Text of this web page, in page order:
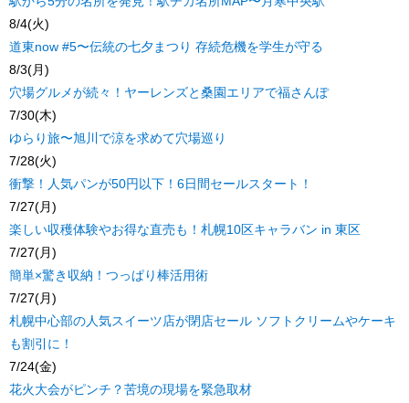
8/4(火)
道東now #5〜伝統の七夕まつり 存続危機を学生が守る
8/3(月)
穴場グルメが続々！ヤーレンズと桑園エリアで福さんぽ
7/30(木)
ゆらり旅〜旭川で涼を求めて穴場巡り
7/28(火)
衝撃！人気パンが50円以下！6日間セールスタート！
7/27(月)
楽しい収穫体験やお得な直売も！札幌10区キャラバン in 東区
7/27(月)
簡単×驚き収納！つっぱり棒活用術
7/27(月)
札幌中心部の人気スイーツ店が閉店セール ソフトクリームやケーキ
も割引に！
7/24(金)
花火大会がピンチ？苦境の現場を緊急取材